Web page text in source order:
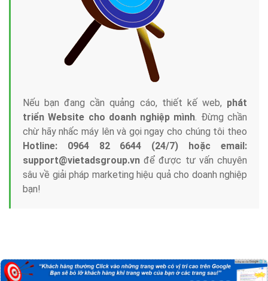
Nếu bạn đang cần quảng cáo, thiết kế web, phát
triển Website cho doanh nghiệp mình. Đừng chần
chừ hãy nhấc máy lên và gọi ngay cho chúng tôi theo
Hotline: 0964 82 6644 (24/7) hoặc email:
support@vietadsgroup.vn để được tư vấn chuyên
sâu về giải pháp marketing hiệu quả cho doanh nghiệp
bạn!